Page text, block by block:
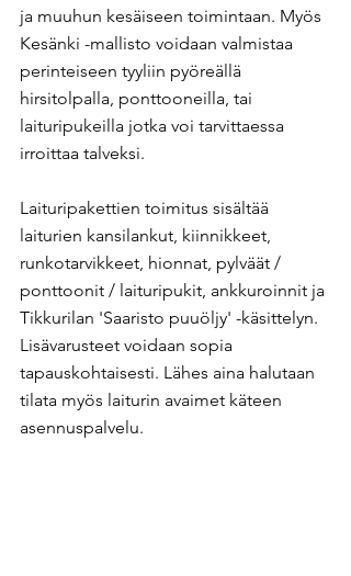
ja muuhun kesäiseen toimintaan. Myös
Kesänki -mallisto voidaan valmistaa
perinteiseen tyyliin pyöreällä
hirsitolpalla, ponttooneilla, tai
laituripukeilla jotka voi tarvittaessa
irroittaa talveksi.
Laituripakettien toimitus sisältää
laiturien kansilankut, kiinnikkeet,
runkotarvikkeet, hionnat, pylväät /
ponttoonit / laituripukit, ankkuroinnit ja
Tikkurilan 'Saaristo puuöljy' -käsittelyn.
Lisävarusteet voidaan sopia
tapauskohtaisesti. Lähes aina halutaan
tilata myös laiturin avaimet käteen
asennuspalvelu. ​